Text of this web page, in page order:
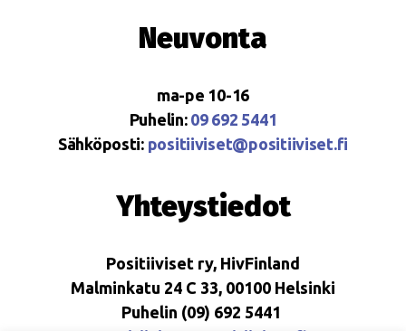
Neuvonta
ma-pe 10-16
Puhelin: 09 692 5441
Sähköposti: positiiviset@positiiviset.fi
Yhteystiedot
Positiiviset ry, HivFinland
Malminkatu 24 C 33, 00100 Helsinki
Puhelin (09) 692 5441